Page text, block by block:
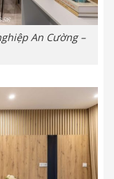
An Cường –